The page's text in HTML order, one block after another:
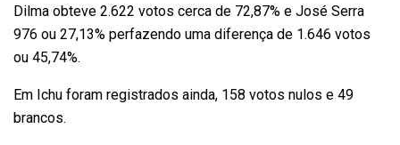
Dilma obteve 2.622 votos cerca de 72,87% e José Serra
976 ou 27,13% perfazendo uma diferença de 1.646 votos
ou 45,74%.
Em Ichu foram registrados ainda, 158 votos nulos e 49
brancos.